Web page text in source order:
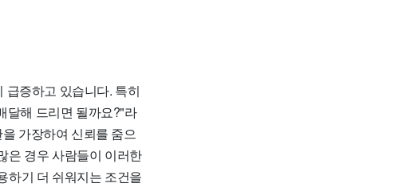
증하고 있습니다. 특히
달해 드리면 될까요?"라
가장하여 신뢰를 줌으
은 경우 사람들이 이러한
하기 더 쉬워지는 조건을